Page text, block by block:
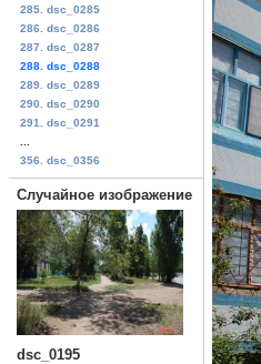
285. dsc_0285
286. dsc_0286
287. dsc_0287
288. dsc_0288
289. dsc_0289
290. dsc_0290
291. dsc_0291
356. dsc_0356
Случайное изображение
dsc_0195